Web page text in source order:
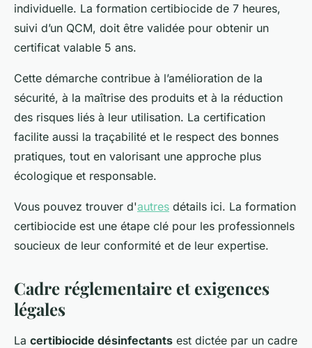
individuelle. La formation certibiocide de 7 heures,
suivi d’un QCM, doit être validée pour obtenir un
certificat valable 5 ans.
Cette démarche contribue à l’amélioration de la
sécurité, à la maîtrise des produits et à la réduction
des risques liés à leur utilisation. La certification
facilite aussi la traçabilité et le respect des bonnes
pratiques, tout en valorisant une approche plus
écologique et responsable.
Vous pouvez trouver d'autres détails ici. La formation
certibiocide est une étape clé pour les professionnels
soucieux de leur conformité et de leur expertise.
Cadre réglementaire et exigences
légales
La certibiocide désinfectants est dictée par un cadre